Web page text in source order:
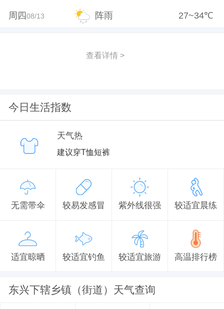
周四08/13 阵雨 27~34℃
查看详情 >
今日生活指数
天气热
建议穿T恤短裤
无需带伞 较易发感冒 紫外线很强 较适宜晨练
适宜晾晒 较适宜钓鱼 较适宜旅游 高温排行榜
东兴下辖乡镇（街道）天气查询